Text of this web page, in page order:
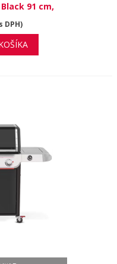
91 cm,
DPH)